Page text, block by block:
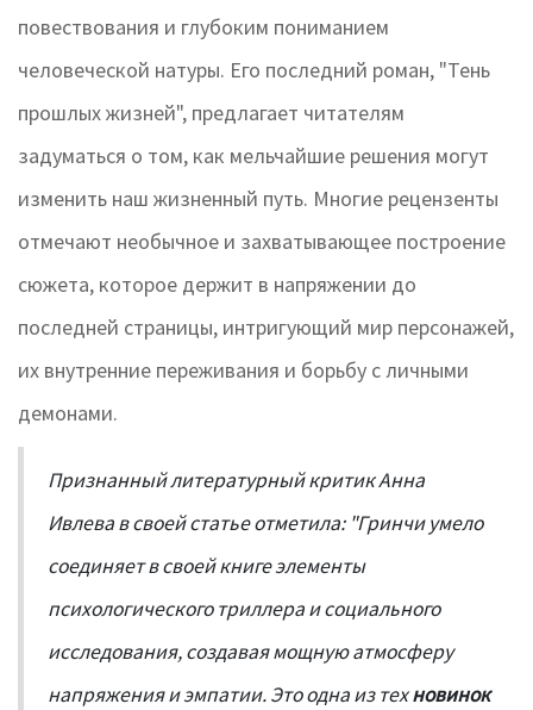
повествования и глубоким пониманием
человеческой натуры. Его последний роман, "Тень
прошлых жизней", предлагает читателям
задуматься о том, как мельчайшие решения могут
изменить наш жизненный путь. Многие рецензенты
отмечают необычное и захватывающее построение
сюжета, которое держит в напряжении до
последней страницы, интригующий мир персонажей,
их внутренние переживания и борьбу с личными
демонами.
Признанный литературный критик Анна
Ивлева в своей статье отметила: "Гринчи умело
соединяет в своей книге элементы
психологического триллера и социального
исследования, создавая мощную атмосферу
напряжения и эмпатии. Это одна из техновинок